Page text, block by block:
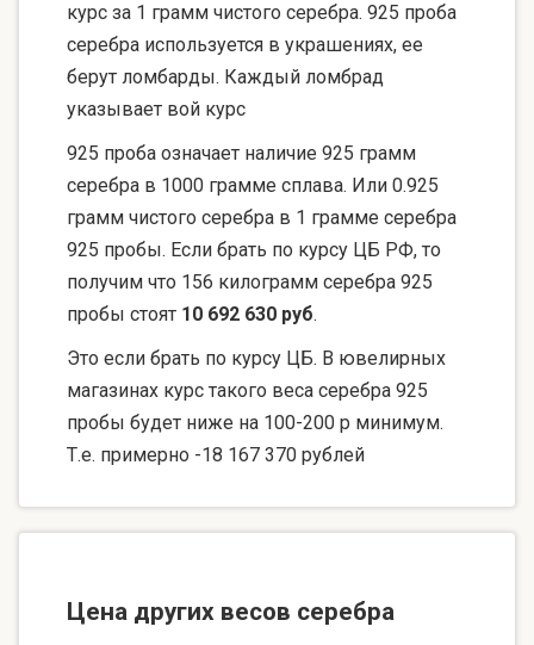
курс за 1 грамм чистого серебра. 925 проба
серебра используется в украшениях, ее
берут ломбарды. Каждый ломбрад
указывает вой курс
925 проба означает наличие 925 грамм
серебра в 1000 грамме сплава. Или 0.925
грамм чистого серебра в 1 грамме серебра
925 пробы. Если брать по курсу ЦБ РФ, то
получим что 156 килограмм серебра 925
пробы стоят 10 692 630 руб.
Это если брать по курсу ЦБ. В ювелирных
магазинах курс такого веса серебра 925
пробы будет ниже на 100-200 р минимум.
Т.е. примерно -18 167 370 рублей
Цена других весов серебра